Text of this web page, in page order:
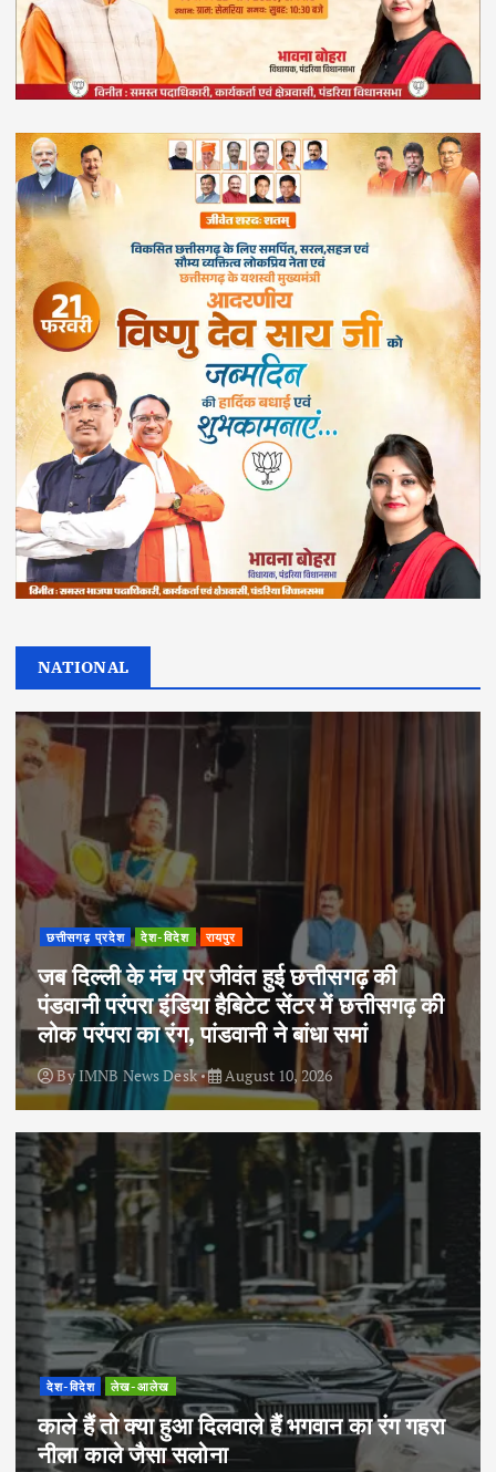
NATIONAL
छत्तीसगढ़ प्रदेश देश-विदेश रायपुर
जब दिल्ली के मंच पर जीवंत हुई छत्तीसगढ़ की
पंडवानी परंपरा इंडिया हैबिटेट सेंटर में छत्तीसगढ़ की
लोक परंपरा का रंग, पांडवानी ने बांधा समां
ByIMNB News Desk August 10, 2026
देश-विदेश लेख-आलेख
काले हैं तो क्या हुआ दिलवाले हैं भगवान का रंग गहरा
नीला काले जैसा सलोना